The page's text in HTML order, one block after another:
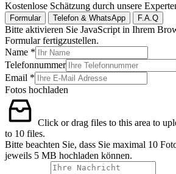
Kostenlose Schätzung durch unsere
Formular Telefon & WhatsApp F.A.Q
Bitte aktivieren Sie JavaScript in Ihrem
Formular fertigzustellen.
Name *
Telefonnummer
Email *
Fotos hochladen
Click or drag files to this area to
to 10 files.
Bitte beachten Sie, dass Sie maximal 10
jeweils 5 MB hochladen können.